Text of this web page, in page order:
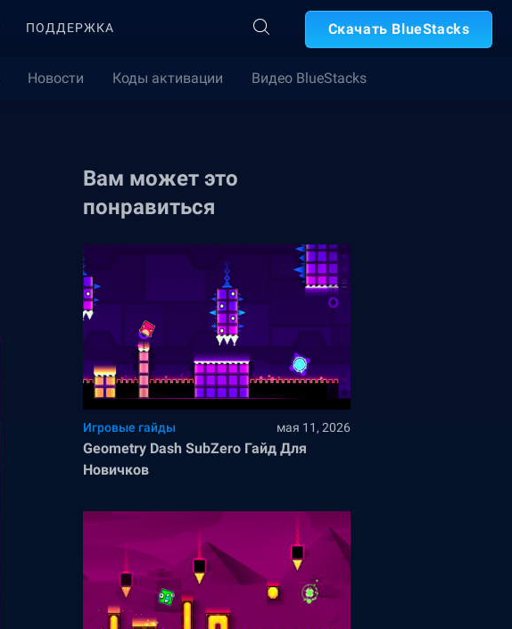
ПОДДЕРЖКА Скачать BlueStacks
Новости Коды активации Видео BlueStacks
Вам может это
понравиться
Игровые гайды мая 11, 2026
Geometry Dash SubZero Гайд Для
Новичков